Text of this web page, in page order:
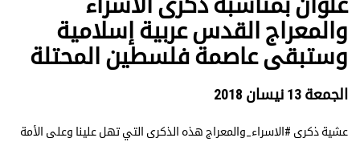
علوان بمناسبة ذكرى الاسراء
والمعراج القدس عربية إسلامية
وستبقى عاصمة فلسطين المحتلة
الجمعة 13 نيسان 2018
عشية ذكرى #الاسراء_والمعراج هذه الذكرى التي تهل علينا وعلى الأمة